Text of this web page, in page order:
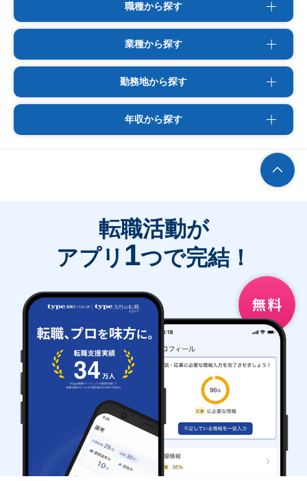
職種から探す
業種から探す
勤務地から探す
年収から探す
転職活動が
アプリ 1つで完結！